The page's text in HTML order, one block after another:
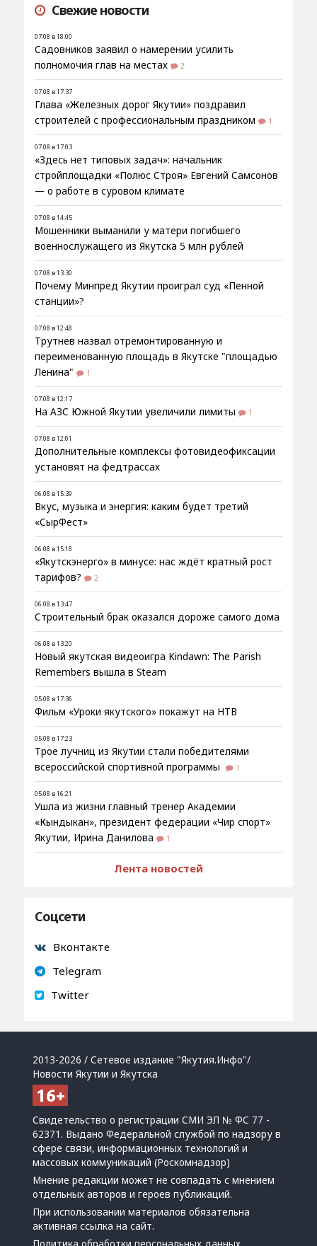
Свежие новости
07.08 в 18:00
Садовников заявил о намерении усилить
полномочия глав на местах
2
07.08 в 17:37
Глава «Железных дорог Якутии» поздравил
строителей с профессиональным праздником
1
07.08 в 17:03
«Здесь нет типовых задач»: начальник
стройплощадки «Полюс Строя» Евгений Самсонов
— о работе в суровом климате
07.08 в 14:45
Мошенники выманили у матери погибшего
военнослужащего из Якутска 5 млн рублей
07.08 в 13:30
Почему Минпред Якутии проиграл суд «Пенной
станции»?
07.08 в 12:48
Трутнев назвал отремонтированную и
переименованную площадь в Якутске "площадью
Ленина"
1
07.08 в 12:17
На АЗС Южной Якутии увеличили лимиты 1
07.08 в 12:01
Дополнительные комплексы фотовидеофиксации
установят на федтрассах
06.08 в 15:39
Вкус, музыка и энергия: каким будет третий
«СырФест»
06.08 в 15:18
«Якутскэнерго» в минусе: нас ждёт кратный рост
тарифов?
2
06.08 в 13:47
Строительный брак оказался дороже самого дома
06.08 в 13:20
Новый якутская видеоигра Kindawn: The Parish
Remembers вышла в Steam
05.08 в 17:36
Фильм «Уроки якутского» покажут на НТВ
05.08 в 17:23
Трое лучниц из Якутии стали победителями
всероссийской спортивной программы
1
05.08 в 16:21
Ушла из жизни главный тренер Академии
«Кындыкан», президент федерации «Чир спорт»
Якутии, Ирина Данилова
1
Лента новостей
Соцсети
Вконтакте
Telegram
Twitter
2013-2026 / Сетевое издание "Якутия.Инфо"/
Новости Якутии и Якутска
Свидетельство о регистрации СМИ ЭЛ № ФС 77 -
62371. Выдано Федеральной службой по надзору в
сфере связи, информационных технологий и
массовых коммуникаций (Роскомнадзор)
Мнение редакции может не совпадать с мнением
отдельных авторов и героев публикаций.
При использовании материалов обязательна
активная ссылка на сайт.